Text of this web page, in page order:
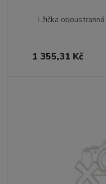
Lžička
1 355,31 Kč